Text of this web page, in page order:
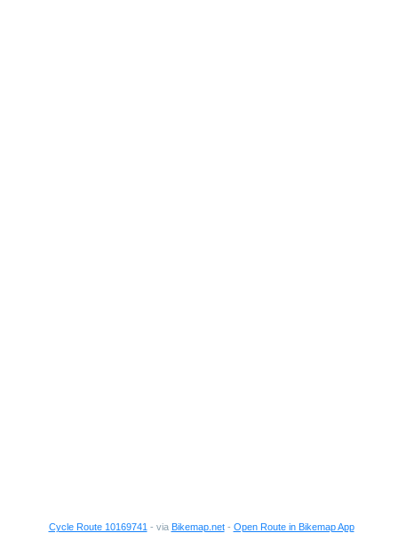
Cycle Route 10169741 - via Bikemap.net- Open Route in Bikemap App